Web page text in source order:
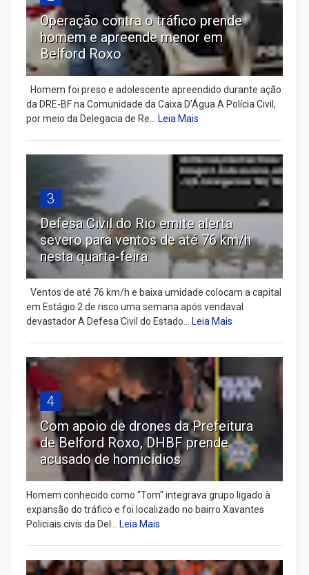
Operação contra o tráfico prende
homem e apreende menor em
Belford Roxo
Homem foi preso e adolescente apreendido durante ação
da DRE-BF na Comunidade da Caixa D’Água A Polícia Civil,
por meio da Delegacia de Re...
Leia Mais
3
Defesa Civil do Rio emite alerta
severo para ventos de até 76 km/h
nesta quarta-feira
Ventos de até 76 km/h e baixa umidade colocam a capital
em Estágio 2 de risco uma semana após vendaval
devastador A Defesa Civil do Estado...
Leia Mais
4
Com apoio de drones da Prefeitura
de Belford Roxo, DHBF prende
acusado de homicídios
Homem conhecido como "Tom" integrava grupo ligado à
expansão do tráfico e foi localizado no bairro Xavantes
Policiais civis da Del...
Leia Mais